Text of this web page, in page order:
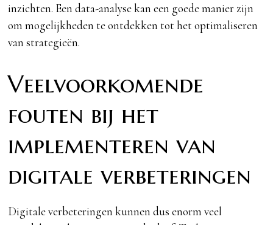
inzichten. Een data-analyse kan een goede manier zijn
om mogelijkheden te ontdekken tot het optimaliseren
van strategieën.
Veelvoorkomende
fouten bij het
implementeren van
digitale verbeteringen
Digitale verbeteringen kunnen dus enorm veel